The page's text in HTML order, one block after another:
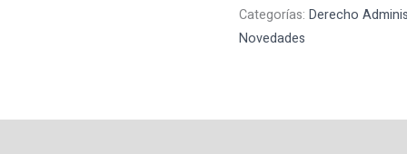
Categorías:Derecho
Novedades